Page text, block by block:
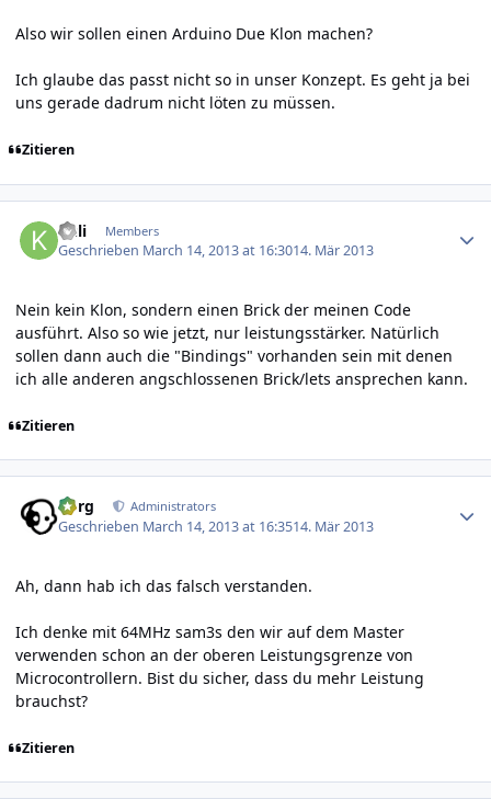
Also wir sollen einen Arduino Due Klon machen?
Ich glaube das passt nicht so in unser Konzept. Es geht ja bei
uns gerade dadrum nicht löten zu müssen.
Zitieren
kuli Members
Geschrieben March 14, 2013 at 16:3014. Mär 2013
Nein kein Klon, sondern einen Brick der meinen Code
ausführt. Also so wie jetzt, nur leistungsstärker. Natürlich
sollen dann auch die "Bindings" vorhanden sein mit denen
ich alle anderen angschlossenen Brick/lets ansprechen kann.
Zitieren
borg Administrators
Geschrieben March 14, 2013 at 16:3514. Mär 2013
Ah, dann hab ich das falsch verstanden.
Ich denke mit 64MHz sam3s den wir auf dem Master
verwenden schon an der oberen Leistungsgrenze von
Microcontrollern. Bist du sicher, dass du mehr Leistung
brauchst?
Zitieren